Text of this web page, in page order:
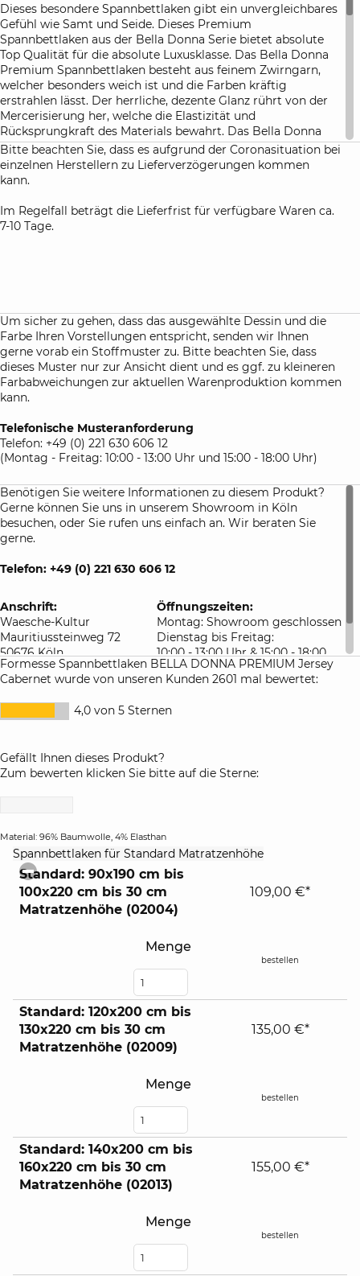
Dieses besondere Spannbettlaken gibt ein unvergleichbares
Gefühl wie Samt und Seide. Dieses Premium
Spannbettlaken aus der Bella Donna Serie bietet absolute
Top Qualität für die absolute Luxusklasse. Das Bella Donna
Premium Spannbettlaken besteht aus feinem Zwirngarn,
welcher besonders weich ist und die Farben kräftig
erstrahlen lässt. Der herrliche, dezente Glanz rührt von der
Mercerisierung her, welche die Elastizität und
Rücksprungkraft des Materials bewahrt. Das Bella Donna
Premium Spannbettlaken ist die erste Wahl für höchste
Ansprüche an Qualität, Ästhetik und Haptik.
Eleganz mit Funktionalität auf einer ganz neuen Ebene: Die
Laken sind äußerst langlebig und dehnbar, bleiben aber
in die obere, rechte Ecke. So können Sie sicher sein, dass das
Laken richtig herum aufgezogen ist.
Diese Bettlaken sind besonders als Spannbettlaken für
Boxspringbetten und Wasserbetten geeignet. In der Grafik
finden Sie das passende Spannbettlaken für Ihr
Boxspringbett.
Farbhinweis:
Um sicher zu gehen, dass die von Ihnen ausgewählte Farbe
auch Ihren Vorstellungen entspricht, senden wir Ihnen bei
einer Bestellung dieser Spannbettlaken immer kostenlos ein
kleines Hand-Muster zu, damit Sie die Farben und die
Qualität des Stoffes begutachten können.
Atelierservice:
in Sondermaßen für Sie anfertigen. Bitte beachten Sie die
maßangefertigte Bettlaken.
Bitte beachten Sie, dass es aufgrund der Coronasituation bei
einzelnen Herstellern zu Lieferverzögerungen kommen
kann.
Im Regelfall beträgt die Lieferfrist für verfügbare Waren ca.
7-10 Tage.
Um sicher zu gehen, dass das ausgewählte Dessin und die
Farbe Ihren Vorstellungen entspricht, senden wir Ihnen
gerne vorab ein Stoffmuster zu. Bitte beachten Sie, dass
dieses Muster nur zur Ansicht dient und es ggf. zu kleineren
Farbabweichungen zur aktuellen Warenproduktion kommen
kann.
Telefonische Musteranforderung
Telefon: +49 (0) 221 630 606 12
(Montag - Freitag: 10:00 - 13:00 Uhr und 15:00 - 18:00 Uhr)
Benötigen Sie weitere Informationen zu diesem Produkt?
Gerne können Sie uns in unserem Showroom in Köln
besuchen, oder Sie rufen uns einfach an. Wir beraten Sie
gerne.
Telefon: +49 (0) 221 630 606 12
Anschrift:
Waesche-Kultur
Mauritiussteinweg 72
50676 Köln
Deutschland
Öffnungszeiten:
Montag: Showroom geschlossen
Dienstag bis Freitag:
10:00 - 13:00 Uhr & 15:00 - 18:00
Uhr
Samstag: 10:00 - 16:00 Uhr
Formesse Spannbettlaken BELLA DONNA PREMIUM Jersey
Cabernet wurde von unseren Kunden 2601 mal bewertet:
4,0 von 5 Sternen
Gefällt Ihnen dieses Produkt?
Zum bewerten klicken Sie bitte auf die Sterne:
Material: 96% Baumwolle, 4% Elasthan
Spannbettlaken für Standard Matratzenhöhe
collapse
contents
Standard: 90x190 cm bis
100x220 cm bis 30 cm
Matratzenhöhe (02004)
Menge
109,00 €*
bestellen
Standard: 120x200 cm bis
130x220 cm bis 30 cm
Matratzenhöhe (02009)
Menge
135,00 €*
bestellen
Standard: 140x200 cm bis
160x220 cm bis 30 cm
Matratzenhöhe (02013)
Menge
155,00 €*
bestellen